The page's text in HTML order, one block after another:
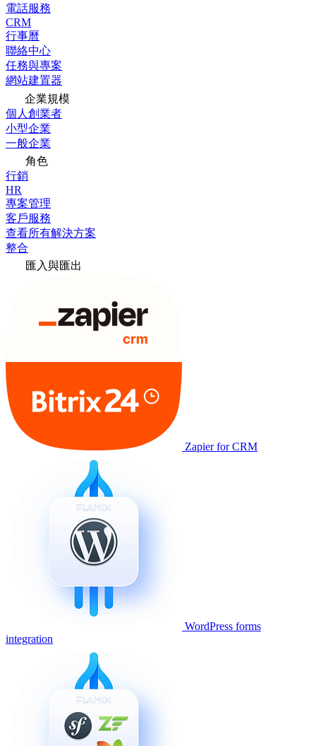
電話服務
CRM
行事曆
聯絡中心
任務與專案
網站建置器
企業規模
個人創業者
小型企業
一般企業
角色
行銷
HR
專案管理
客戶服務
查看所有解決方案
整合
匯入與匯出
Zapier for CRM
WordPress forms
integration